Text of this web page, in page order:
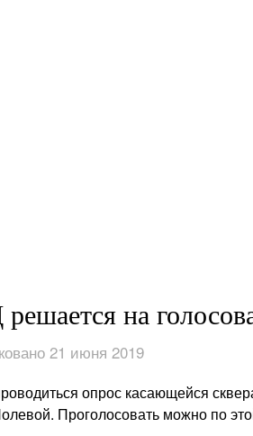
на
21 июня 2019
опрос касающейся
Проголосовать можно по